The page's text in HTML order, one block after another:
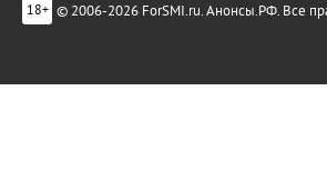
18+ © 2006-2026 ForSMI.ru. Анонсы.РФ. Все